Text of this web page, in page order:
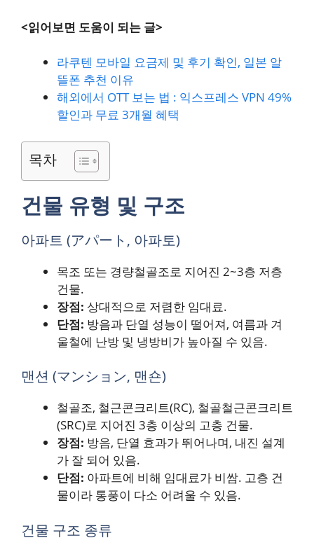
<읽어보면 도움이 되는 글>
라쿠텐 모바일 요금제 및 후기 확인, 일본 알
뜰폰 추천 이유
해외에서 OTT 보는 법 : 익스프레스 VPN 49%
할인과 무료 3개월 혜택
목차
건물 유형 및 구조
아파트 (アパート, 아파토)
목조 또는 경량철골조로 지어진 2~3층 저층
건물.
장점: 상대적으로 저렴한 임대료.
단점: 방음과 단열 성능이 떨어져, 여름과 겨
울철에 난방 및 냉방비가 높아질 수 있음.
맨션 (マンション, 맨숀)
철골조, 철근콘크리트(RC), 철골철근콘크리트
(SRC)로 지어진 3층 이상의 고층 건물.
장점: 방음, 단열 효과가 뛰어나며, 내진 설계
가 잘 되어 있음.
단점: 아파트에 비해 임대료가 비쌈. 고층 건
물이라 통풍이 다소 어려울 수 있음.
건물 구조 종류